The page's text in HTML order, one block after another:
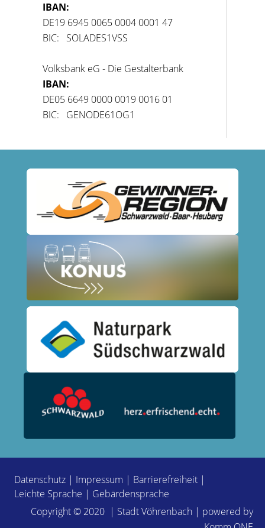
IBAN:
DE19 6945 0065 0004 0001 47
BIC: SOLADES1VSS
Volksbank eG - Die Gestalterbank
IBAN:
DE05 6649 0000 0019 0016 01
BIC: GENODE61OG1
Datenschutz | Impressum | Barrierefreiheit |
Leichte Sprache | Gebärdensprache
Copyright © 2020 | Stadt Vöhrenbach | powered by